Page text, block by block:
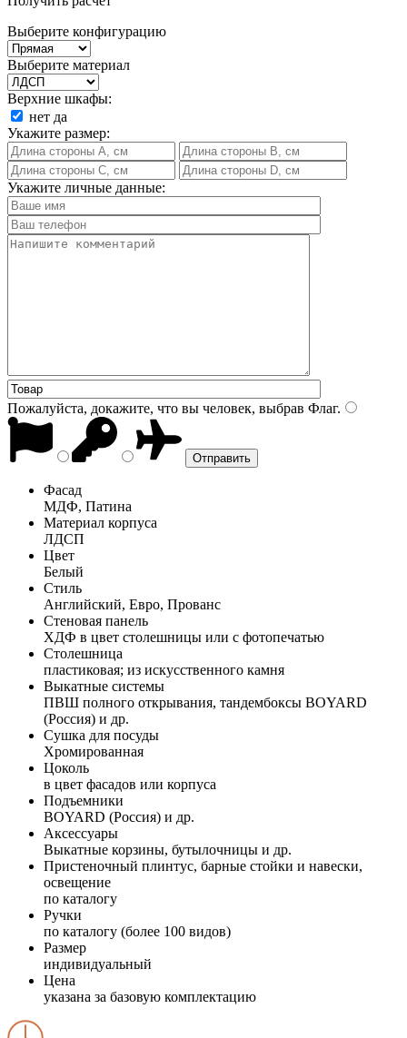
Выберите конфигурацию
Выберите материал
Верхние шкафы:
нет да
Укажите размер:
Укажите личные данные:
Пожалуйста, докажите, что вы человек, выбрав Флаг.
Фасад
МДФ, Патина
Материал корпуса
ЛДСП
Цвет
Белый
Стиль
Английский, Евро, Прованс
Стеновая панель
ХДФ в цвет столешницы или с фотопечатью
Столешница
пластиковая; из искусственного камня
Выкатные системы
ПВШ полного открывания, тандембоксы BOYARD
(Россия) и др.
Сушка для посуды
Хромированная
Цоколь
в цвет фасадов или корпуса
Подъемники
BOYARD (Россия) и др.
Аксессуары
Выкатные корзины, бутылочницы и др.
Пристеночный плинтус, барные стойки и навески,
освещение
по каталогу
Ручки
по каталогу (более 100 видов)
Размер
индивидуальный
Цена
указана за базовую комплектацию